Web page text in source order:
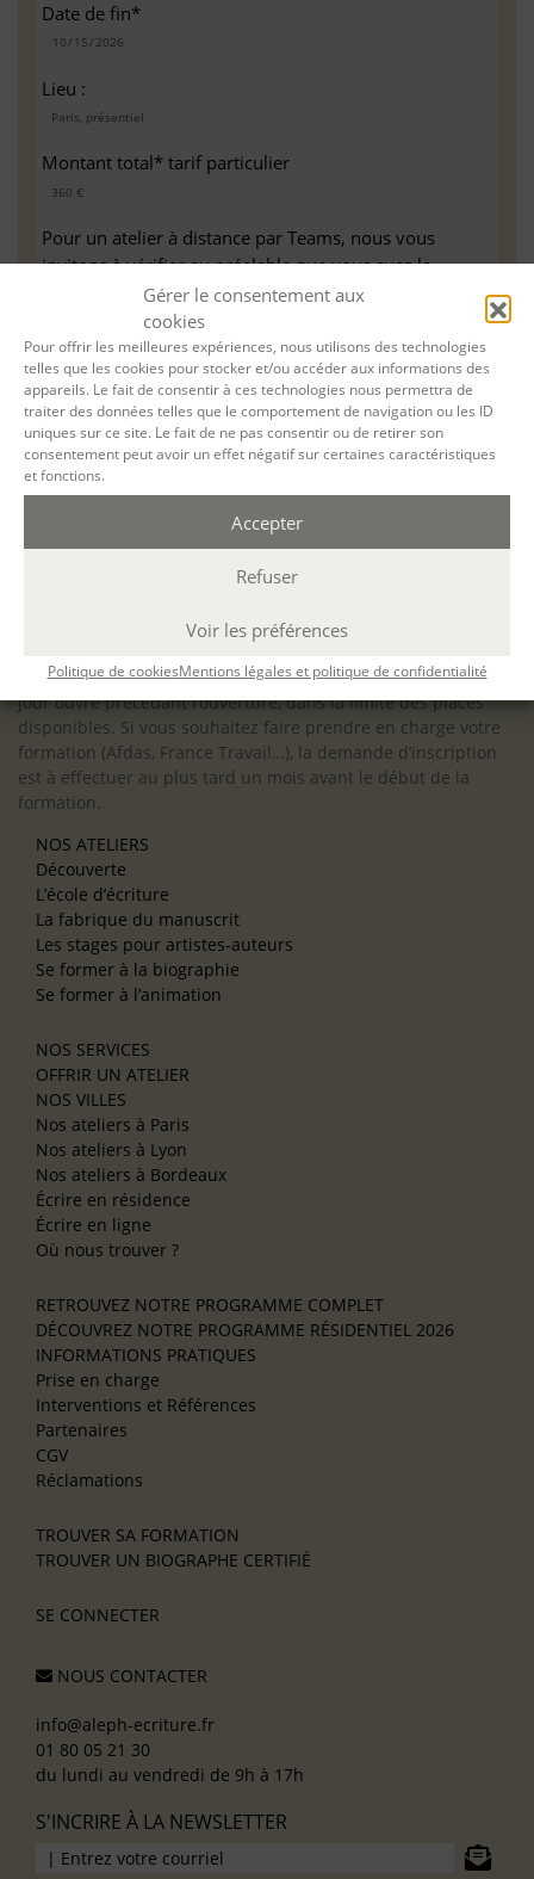
Gérer le consentement aux
cookies
Pour offrir les meilleures expériences, nous utilisons des technologies
telles que les cookies pour stocker et/ou accéder aux informations des
appareils. Le fait de consentir à ces technologies nous permettra de
traiter des données telles que le comportement de navigation ou les ID
uniques sur ce site. Le fait de ne pas consentir ou de retirer son
consentement peut avoir un effet négatif sur certaines caractéristiques
et fonctions.
Accepter
Refuser
Voir les préférences
Politique de cookiesMentions légales et politique de confidentialité
Date de fin*
Lieu :
Montant total* tarif particulier
Pour un atelier à distance par Teams, nous vous
invitons à vérifier au préalable que vous avez la
configuration minimale requise pour pouvoir travailler
dans les meilleures conditions : Configuration
matérielle requise pourMicrosoft Teams | Microsoft
Learn
Accessibilité : ALEPH-ÉCRITURE est sensible à l’inclusion des
personnes en situation de handicap. Si vous avez besoin
d’un aménagement spécifique de programme, n’hésitez pas
à nous contacter en amont de votre inscription afin
supports, accessibilité de nos salles).
inscriptions à nos activités sont ouvertes jusqu’au dernier
jour ouvré précédant l’ouverture, dans la limite des places
disponibles. Si vous souhaitez faire prendre en charge votre
formation (Afdas, France Travail…), la demande d’inscription
est à effectuer au plus tard un mois avant le début de la
formation.
NOS ATELIERS
Découverte
L’école d’écriture
La fabrique du manuscrit
Les stages pour artistes-auteurs
Se former à la biographie
Se former à l’animation
NOS SERVICES
OFFRIR UN ATELIER
NOS VILLES
Nos ateliers à Paris
Nos ateliers à Lyon
Nos ateliers à Bordeaux
Écrire en résidence
Écrire en ligne
Où nous trouver ?
RETROUVEZ NOTRE PROGRAMME COMPLET
DÉCOUVREZ NOTRE PROGRAMME RÉSIDENTIEL 2026
INFORMATIONS PRATIQUES
Prise en charge
Interventions et Références
Partenaires
CGV
Réclamations
TROUVER SA FORMATION
TROUVER UN BIOGRAPHE CERTIFIÉ
SE CONNECTER
NOUS CONTACTER
info@aleph-ecriture.fr
01 80 05 21 30
du lundi au vendredi de 9h à 17h
S'INCRIRE À LA NEWSLETTER